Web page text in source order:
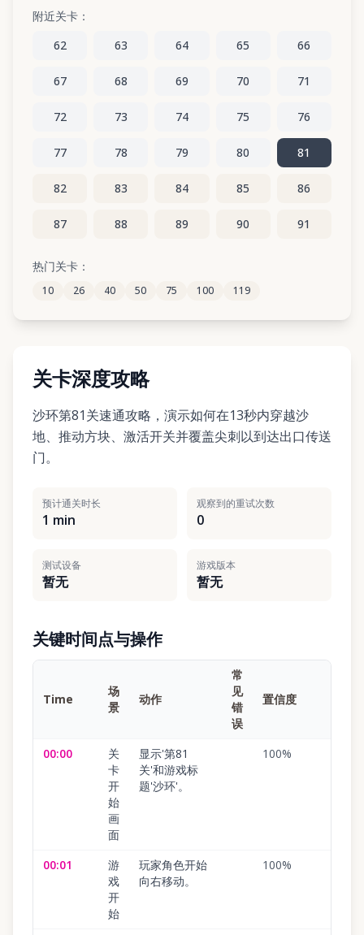
附近关卡：
62
63 64 65 66
67 68 69 70 71
72 73 74 75 76
77 78 79 80 81
82 83 84 85 86
87 88 89 90 91
92
97 98 99 100
热门关卡：
10 26 40 50 75 100 119
关卡深度攻略
沙环第81关速通攻略，演示如何在13秒内穿越沙
地、推动方块、激活开关并覆盖尖刺以到达出口传送
门。
预计通关时长
1 min
观察到的重试次数
0
测试设备
暂无
游戏版本
暂无
关键时间点与操作
Time
场
景
动作
常
见
错
误
置信度
00:00
关
卡
开
始
画
面
显示'第81
关'和游戏标
题'沙环'。
100%
00:01
游
戏
开
始
玩家角色开始
向右移动。
100%